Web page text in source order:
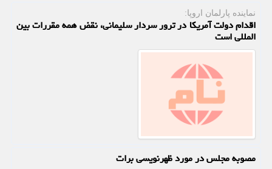
نماینده پارلمان اروپا:
اقدام دولت آمریكا در ترور سردار سلیمانی، نقض همه مقررات بین
المللی است
مصوبه مجلس در مورد ظهرنویسی برات